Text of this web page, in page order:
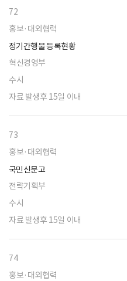
72
홍보·대외협력
정기간행물 등록현황
혁신경영부
수시
자료 발생후 15일 이내
73
홍보·대외협력
국민신문고
전략기획부
수시
자료 발생후 15일 이내
74
홍보·대외협력